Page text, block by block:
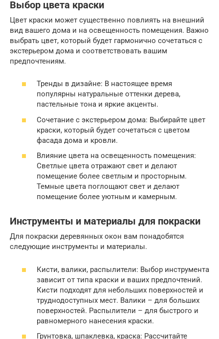
Выбор цвета краски
Цвет краски может существенно повлиять на внешний
вид вашего дома и на освещенность помещения. Важно
выбрать цвет, который будет гармонично сочетаться с
экстерьером дома и соответствовать вашим
предпочтениям.
Тренды в дизайне: В настоящее время
популярны натуральные оттенки дерева,
пастельные тона и яркие акценты.
Сочетание с экстерьером дома: Выбирайте цвет
краски, который будет сочетаться с цветом
фасада дома и кровли.
Влияние цвета на освещенность помещения:
Светлые цвета отражают свет и делают
помещение более светлым и просторным.
Темные цвета поглощают свет и делают
помещение более уютным и камерным.
Инструменты и материалы для покраски
Для покраски деревянных окон вам понадобятся
следующие инструменты и материалы.
Кисти, валики, распылители: Выбор инструмента
зависит от типа краски и ваших предпочтений.
Кисти подходят для небольших поверхностей и
труднодоступных мест. Валики – для больших
поверхностей. Распылители – для быстрого и
равномерного нанесения краски.
Грунтовка, шпаклевка, краска: Рассчитайте